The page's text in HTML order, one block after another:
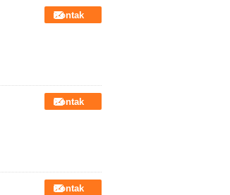
Kontak
Kontak
Kontak